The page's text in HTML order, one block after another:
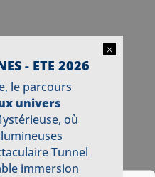
×
- ETE 2026
le parcours
univers
où
Tunnel
immersion